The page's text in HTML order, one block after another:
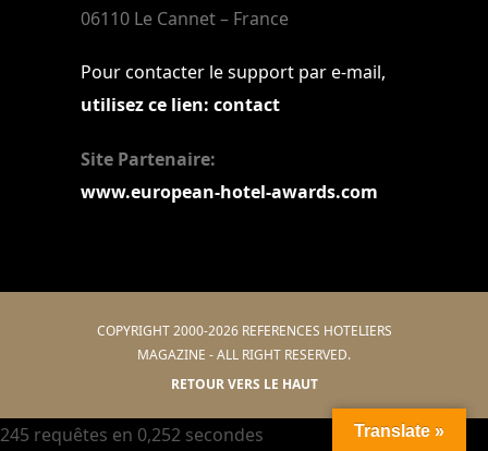
06110 Le Cannet – France
Pour contacter le support par e-mail,
utilisez ce lien: contact
Site Partenaire:
www.european-hotel-awards.com
COPYRIGHT 2000-2026 REFERENCES HOTELIERS
MAGAZINE - ALL RIGHT RESERVED.
RETOUR VERS LE HAUT
Translate »
245 requêtes en 0,252 secondes